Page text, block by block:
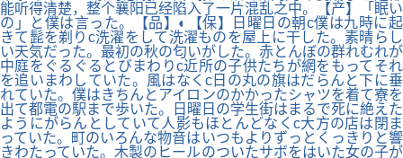
能听得清楚，整个襄阳已经陷入了一片混乱之中。【产】「眠い
の」と僕は言った。【品】◐【保】日曜日の朝c僕は九時に起
きて髭を剃りc洗濯をして洗濯ものを屋上に干した。素晴らし
い天気だった。最初の秋の匂いがした。赤とんぼの群れむれが
中庭をぐるぐるとびまわりc近所の子供たちが網をもってそれ
を追いまわしていた。風はなくc日の丸の旗はだらんと下に垂
れていた。僕はきちんとアイロンのかかったシャツを着て寮を
出て都電の駅まで歩いた。日曜日の学生街はまるで死に絶えた
ようにがらんとしていて人影もほとんどなくc大方の店は閉ま
っていた。町のいろんな物音はいつもよりずっとくっきりと響
きわたっていた。木製のヒールのついたサボをはいた女の子が